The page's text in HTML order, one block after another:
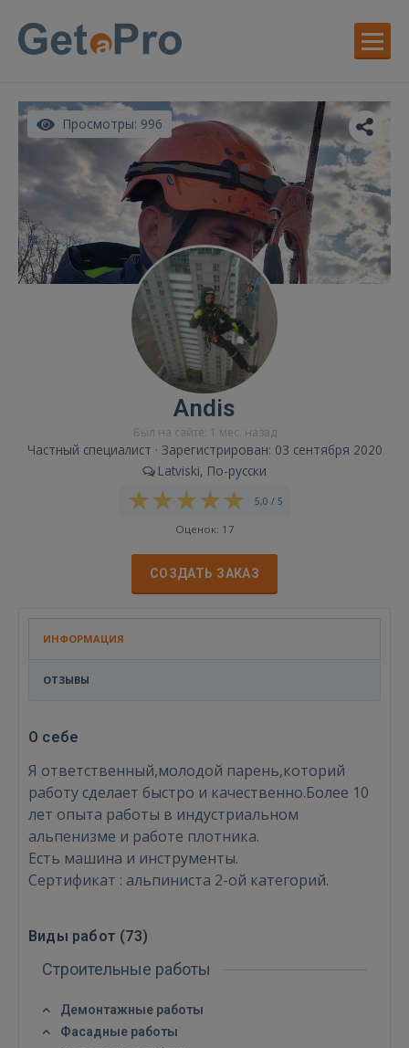
Просмотры: 996
Andis
Был на сайте: 1 мес. назад
Частный специалист · Зарегистрирован: 03 сентября 2020
Latviski, По-русски
5,0 / 5
Оценок: 17
СОЗДАТЬ ЗАКАЗ
ИНФОРМАЦИЯ
ОТЗЫВЫ
О себе
Я ответственный,молодой парень,которий
работу сделает быстро и качественно.Более 10
лет опыта работы в индустриальном
альпенизме и работе плотника.
Есть машина и инструменты.
Сертификат : альпиниста 2-ой категорий.
Виды работ (73)
Строительные работы
Демонтажные работы
Фасадные работы